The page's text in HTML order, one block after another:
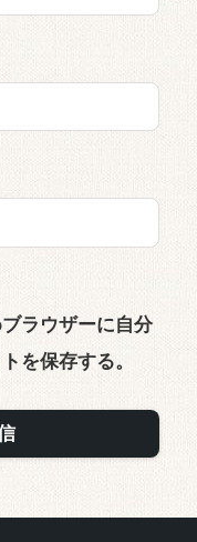
ラウザーに自分
を保存する。